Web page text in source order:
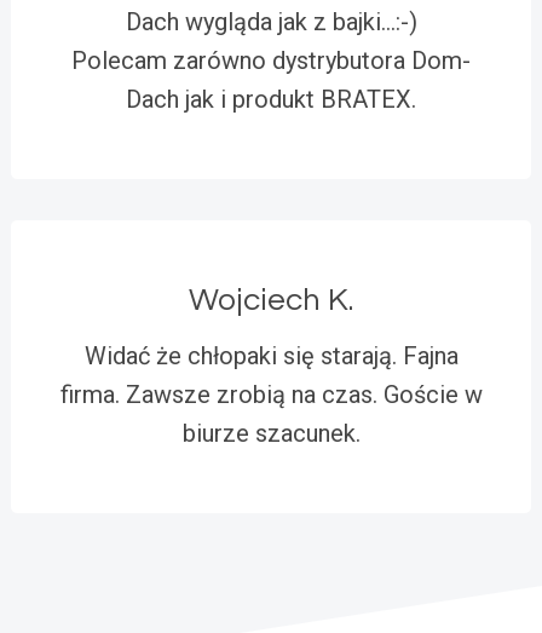
Dach wygląda jak z bajki…:-)
Polecam zarówno dystrybutora Dom-
Dach jak i produkt BRATEX.
Wojciech K.
Widać że chłopaki się starają. Fajna
firma. Zawsze zrobią na czas. Goście w
biurze szacunek.